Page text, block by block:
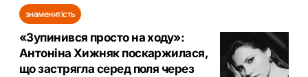
знаменитість
«Зупинився просто на ходу»:
Антоніна Хижняк поскаржилася,
що застрягла серед поля через